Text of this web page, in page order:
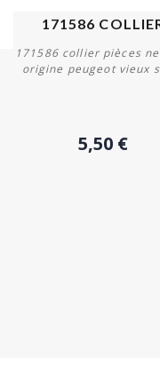
171586
171586 collier pièces
origine peugeot vieux
5,50 €